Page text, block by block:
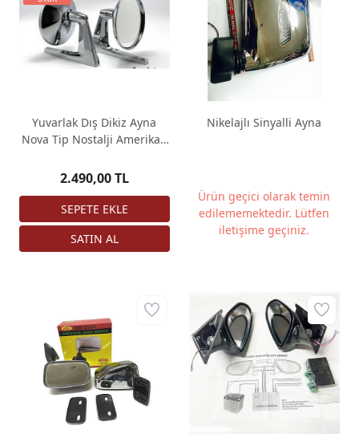
Yuvarlak Dış Dikiz Ayna
Nova Tip Nostalji Amerikan
2.490,00 TL
Nikelajlı Sinyalli Ayna
Ürün geçici olarak temin
edilememektedir. Lütfen
iletişime geçiniz.